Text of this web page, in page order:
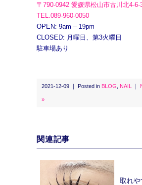
〒790-0942 愛媛県松山市古川北4-6-
TEL.089-960-0050
OPEN: 9am – 19pm
CLOSED: 月曜日、第3火曜日
駐車場あり
2021-12-09 ｜ Posted in BLOG NAIL ｜
»
関連記事
取れや